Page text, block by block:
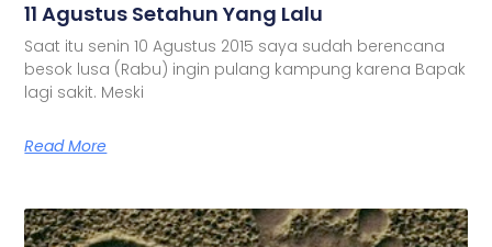
11 Agustus Setahun Yang Lalu
Saat itu senin 10 Agustus 2015 saya sudah berencana
besok lusa (Rabu) ingin pulang kampung karena Bapak
lagi sakit. Meski
Read More